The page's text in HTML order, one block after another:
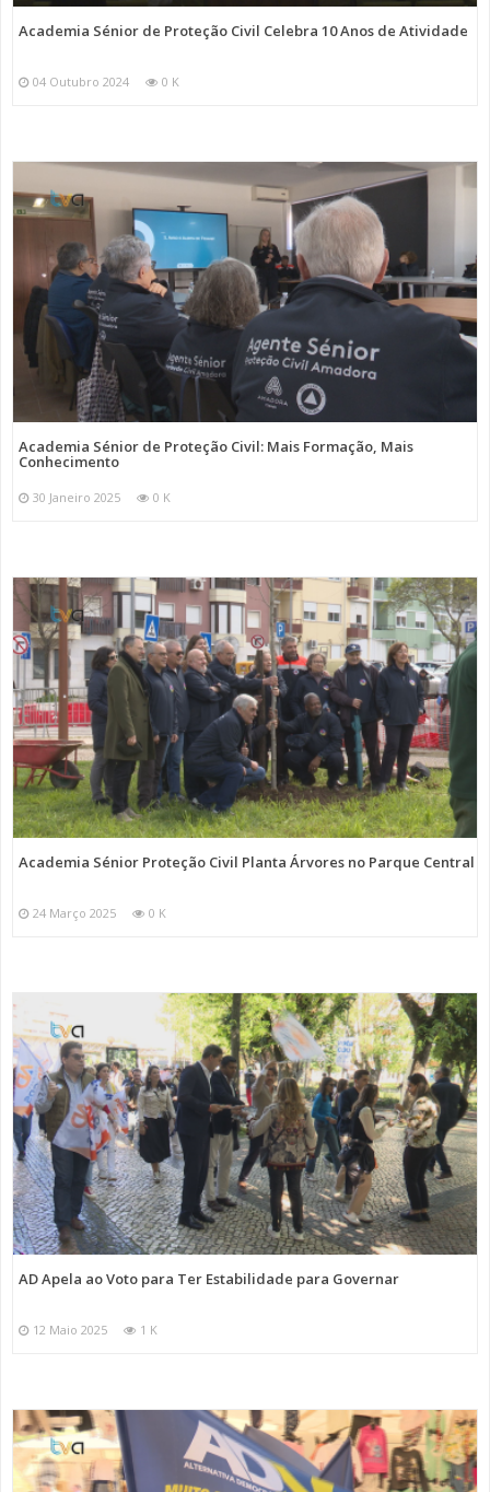
Academia Sénior de Proteção Civil Celebra 10 Anos de Atividade
04 Outubro 2024 0 K
Academia Sénior de Proteção Civil: Mais Formação, Mais
Conhecimento
30 Janeiro 2025 0 K
Academia Sénior Proteção Civil Planta Árvores no Parque Central
24 Março 2025 0 K
AD Apela ao Voto para Ter Estabilidade para Governar
12 Maio 2025 1 K